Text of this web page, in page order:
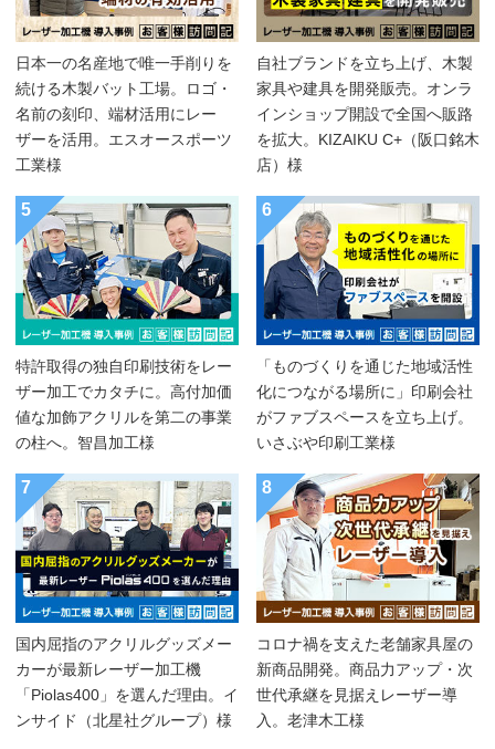
日本一の名産地で唯一手削りを
続ける木製バット工場。ロゴ・
名前の刻印、端材活用にレー
ザーを活用。エスオースポーツ
工業様
自社ブランドを立ち上げ、木製
家具や建具を開発販売。オンラ
インショップ開設で全国へ販路
を拡大。KIZAIKU C+（阪口銘木
店）様
5
特許取得の独自印刷技術をレー
ザー加工でカタチに。高付加価
値な加飾アクリルを第二の事業
の柱へ。智昌加工様
6
「ものづくりを通じた地域活性
化につながる場所に」印刷会社
がファブスペースを立ち上げ。
いさぶや印刷工業様
7
国内屈指のアクリルグッズメー
カーが最新レーザー加工機
「Piolas400」を選んだ理由。イ
ンサイド（北星社グループ）様
8
コロナ禍を支えた老舗家具屋の
新商品開発。商品力アップ・次
世代承継を見据えレーザー導
入。老津木工様